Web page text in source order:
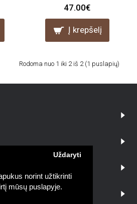
norint užtikrinti
mūsų puslapyje.
Uždaryti
47.00€
Į krepšelį
Rodoma nuo 1 iki 2 iš 2 (1 puslapių)